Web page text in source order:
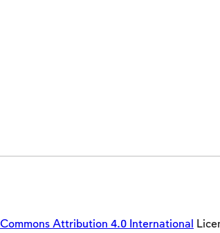
Attribution 4.0 International